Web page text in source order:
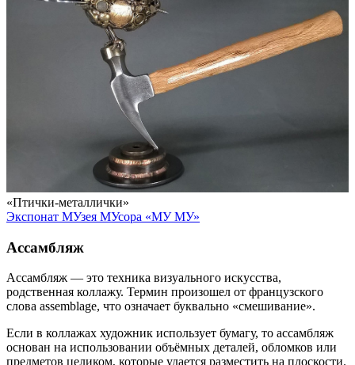
«Птички-металлички»
Экспонат МУзея МУсора «МУ МУ»
Ассамбляж
Ассамбляж — это техника визуального искусства,
родственная коллажу. Термин произошел от французского
слова assemblage, что означает буквально «смешивание».
Если в коллажах художник использует бумагу, то ассамбляж
основан на использовании объёмных деталей, обломков или
предметов целиком, которые удается разместить на плоскости.